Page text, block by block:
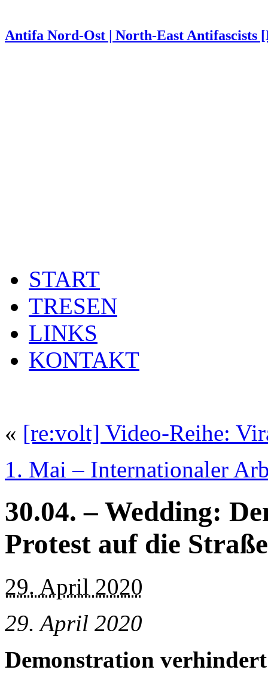
Antifa Nord-Ost | North-East Antifascists
START
TRESEN
LINKS
KONTAKT
« [re:volt] Video-Reihe:
1. Mai – Internationaler
30.04. – Wedding:
Protest auf die
29. April 2020
29. April 2020
Demonstration